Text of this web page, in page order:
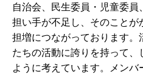
自治会、民生委員・児童委
担い手が不足し、そのことが
担増につながっております
たちの活動に誇りを持って、
ように考えています。メン